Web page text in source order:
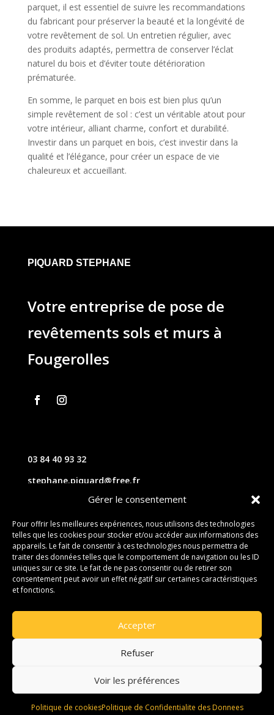
Gérer le consentement
Pour offrir les meilleures expériences, nous utilisons des technologies
telles que les cookies pour stocker et/ou accéder aux informations des
appareils. Le fait de consentir à ces technologies nous permettra de
traiter des données telles que le comportement de navigation ou les ID
uniques sur ce site. Le fait de ne pas consentir ou de retirer son
consentement peut avoir un effet négatif sur certaines caractéristiques
et fonctions.
Accepter
Refuser
Voir les préférences
Politique de cookiesPolitique de Confidentialite des Donnees
parquet, il est essentiel de suivre les recommandations
du fabricant pour préserver la beauté et la longévité de
votre revêtement de sol. Un entretien régulier, avec
des produits adaptés, permettra de conserver l’éclat
naturel du bois et d’éviter toute détérioration
prématurée.
En somme, le parquet en bois est bien plus qu’un
simple revêtement de sol : c’est un véritable atout pour
votre intérieur, alliant charme, confort et durabilité.
Investir dans un parquet en bois, c’est investir dans la
qualité et l’élégance, pour créer un espace de vie
chaleureux et accueillant.
PIQUARD STEPHANE
Votre entreprise de pose de
revêtements sols et murs à
Fougerolles
03 84 40 93 32
stephane.piquard@free.fr
61 les chavannes – 70220 FOUGEROLLES
Contact
© 2026 M Development–Mentions légales
Tous droits réservés –Blogs